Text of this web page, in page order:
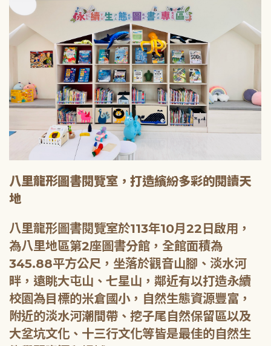
八里龍形圖書閱覽室，打造繽紛多彩的閱讀天
地
八里龍形圖書閱覽室於113年10月22日啟用，
為八里地區第2座圖書分館，全館面積為
345.88平方公尺，坐落於觀音山腳、淡水河
畔，遠眺大屯山、七星山，鄰近有以打造永續
校園為目標的米倉國小，自然生態資源豐富，
附近的淡水河潮間帶、挖子尾自然保留區以及
大坌坑文化、十三行文化等皆是最佳的自然生